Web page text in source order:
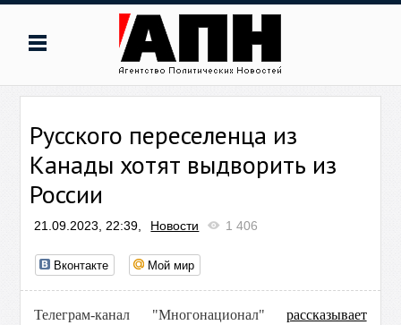
Русского переселенца из
Канады хотят выдворить из
России
21.09.2023, 22:39, Новости 1 406
Вконтакте Мой мир
Телеграм-канал "Многонационал" рассказывает